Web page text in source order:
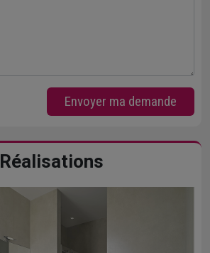
Envoyer ma demande
Réalisations